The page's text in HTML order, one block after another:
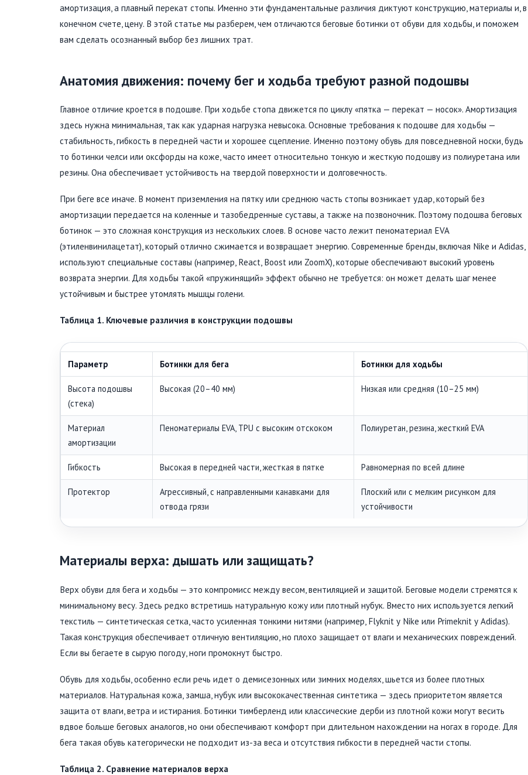
амортизация, а плавный перекат стопы. Именно эти фундаментальные различия диктуют конструкцию, материалы и, в
конечном счете, цену. В этой статье мы разберем, чем отличаются беговые ботинки от обуви для ходьбы, и поможем
вам сделать осознанный выбор без лишних трат.
Анатомия движения: почему бег и ходьба требуют разной подошвы
Главное отличие кроется в подошве. При ходьбе стопа движется по циклу «пятка — перекат — носок». Амортизация
здесь нужна минимальная, так как ударная нагрузка невысока. Основные требования к подошве для ходьбы —
стабильность, гибкость в передней части и хорошее сцепление. Именно поэтому обувь для повседневной носки, будь
то ботинки челси или оксфорды на коже, часто имеет относительно тонкую и жесткую подошву из полиуретана или
резины. Она обеспечивает устойчивость на твердой поверхности и долговечность.
При беге все иначе. В момент приземления на пятку или среднюю часть стопы возникает удар, который без
амортизации передается на коленные и тазобедренные суставы, а также на позвоночник. Поэтому подошва беговых
ботинок — это сложная конструкция из нескольких слоев. В основе часто лежит пеноматериал EVA
(этиленвинилацетат), который отлично сжимается и возвращает энергию. Современные бренды, включая Nike и Adidas,
используют специальные составы (например, React, Boost или ZoomX), которые обеспечивают высокий уровень
возврата энергии. Для ходьбы такой «пружинящий» эффект обычно не требуется: он может делать шаг менее
устойчивым и быстрее утомлять мышцы голени.
Таблица 1. Ключевые различия в конструкции подошвы
Параметр Ботинки для бега Ботинки для ходьбы
Высота подошвы
(стека)
Высокая (20–40 мм) Низкая или средняя (10–25 мм)
Материал
амортизации
Пеноматериалы EVA, TPU с высоким отскоком Полиуретан, резина, жесткий EVA
Гибкость Высокая в передней части, жесткая в пятке Равномерная по всей длине
Протектор
Агрессивный, с направленными канавками для
отвода грязи
Плоский или с мелким рисунком для
устойчивости
Материалы верха: дышать или защищать?
Верх обуви для бега и ходьбы — это компромисс между весом, вентиляцией и защитой. Беговые модели стремятся к
минимальному весу. Здесь редко встретишь натуральную кожу или плотный нубук. Вместо них используется легкий
текстиль — синтетическая сетка, часто усиленная тонкими нитями (например, Flyknit у Nike или Primeknit у Adidas).
Такая конструкция обеспечивает отличную вентиляцию, но плохо защищает от влаги и механических повреждений.
Если вы бегаете в сырую погоду, ноги промокнут быстро.
Обувь для ходьбы, особенно если речь идет о демисезонных или зимних моделях, шьется из более плотных
материалов. Натуральная кожа, замша, нубук или высококачественная синтетика — здесь приоритетом является
защита от влаги, ветра и истирания. Ботинки тимберленд или классические дерби из плотной кожи могут весить
вдвое больше беговых аналогов, но они обеспечивают комфорт при длительном нахождении на ногах в городе. Для
бега такая обувь категорически не подходит из-за веса и отсутствия гибкости в передней части стопы.
Таблица 2. Сравнение материалов верха